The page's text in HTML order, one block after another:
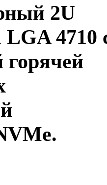
2U
LGA 4710
горячей